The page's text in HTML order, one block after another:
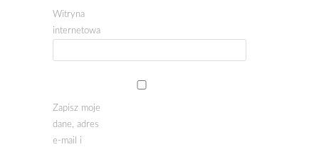
Witryna
internetowa
Zapisz moje
dane, adres
e-mail i